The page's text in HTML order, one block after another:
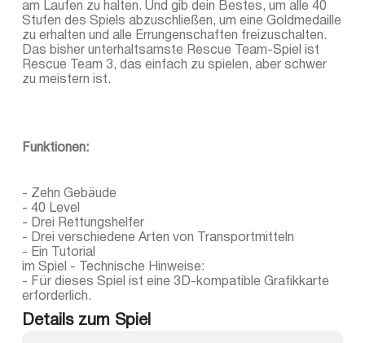
am Laufen zu halten. Und gib dein Bestes, um alle 40
Stufen des Spiels abzuschließen, um eine Goldmedaille
zu erhalten und alle Errungenschaften freizuschalten.
Das bisher unterhaltsamste Rescue Team-Spiel ist
Rescue Team 3, das einfach zu spielen, aber schwer
zu meistern ist.
Funktionen:
- Zehn Gebäude
- 40 Level
- Drei Rettungshelfer
- Drei verschiedene Arten von Transportmitteln
- Ein Tutorial
im Spiel - Technische Hinweise:
- Für dieses Spiel ist eine 3D-kompatible Grafikkarte
erforderlich.
Details zum Spiel